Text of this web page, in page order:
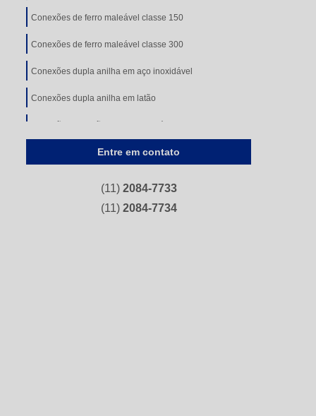
Conexões de ferro maleável classe 150
Conexões de ferro maleável classe 300
Conexões dupla anilha em aço inoxidável
Conexões dupla anilha em latão
Conexões flangeadas
Conexões simples anilha
Entre em contato
(11) 2084-7733
(11) 2084-7734